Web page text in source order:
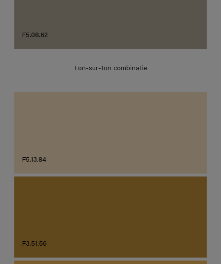
F5.08.62
Ton-sur-ton combinatie
F5.13.84
F3.51.56